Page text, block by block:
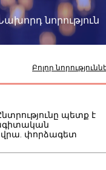
նորություն
Բոլոր
պետք է
վրա. փորձագետ